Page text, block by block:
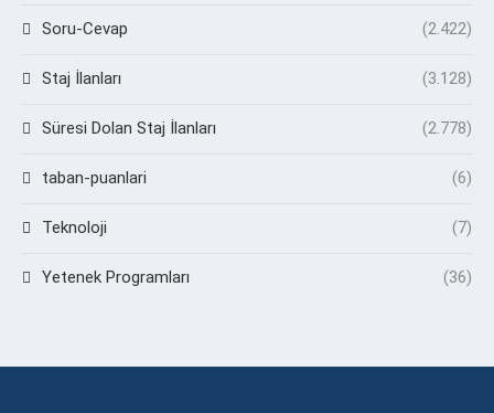
Soru-Cevap (2.422)
Staj İlanları (3.128)
Süresi Dolan Staj İlanları (2.778)
taban-puanlari (6)
Teknoloji (7)
Yetenek Programları (36)